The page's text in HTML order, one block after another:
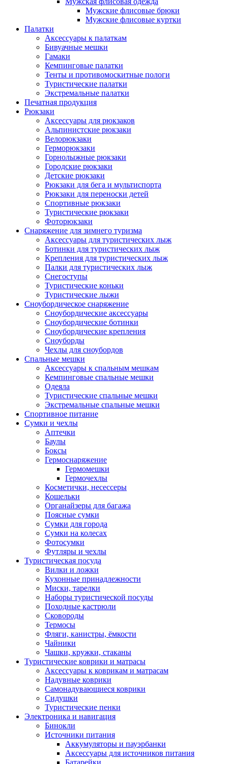
Мужские флисовые брюки
Мужские флисовые куртки
Палатки
Аксессуары к палаткам
Бивуачные мешки
Гамаки
Кемпинговые палатки
Тенты и противомоскитные пологи
Туристические палатки
Экстремальные палатки
Печатная продукция
Рюкзаки
Аксессуары для рюкзаков
Альпинистские рюкзаки
Велорюкзаки
Герморюкзаки
Горнолыжные рюкзаки
Городские рюкзаки
Детские рюкзаки
Рюкзаки для бега и мультиспорта
Рюкзаки для переноски детей
Спортивные рюкзаки
Туристические рюкзаки
Фоторюкзаки
Снаряжение для зимнего туризма
Аксессуары для туристических лыж
Ботинки для туристических лыж
Крепления для туристических лыж
Палки для туристических лыж
Снегоступы
Туристические коньки
Туристические лыжи
Сноубордическое снаряжение
Сноубордические аксессуары
Сноубордические ботинки
Сноубордические крепления
Сноуборды
Чехлы для сноубордов
Спальные мешки
Аксессуары к спальным мешкам
Кемпинговые спальные мешки
Одеяла
Туристические спальные мешки
Экстремальные спальные мешки
Спортивное питание
Сумки и чехлы
Аптечки
Баулы
Боксы
Гермоснаряжение
Гермомешки
Гермочехлы
Косметички, несессеры
Кошельки
Органайзеры для багажа
Поясные сумки
Сумки для города
Сумки на колесах
Фотосумки
Футляры и чехлы
Туристическая посуда
Вилки и ложки
Кухонные принадлежности
Миски, тарелки
Наборы туристической посуды
Походные кастрюли
Сковороды
Термосы
Фляги, канистры, ёмкости
Чайники
Чашки, кружки, стаканы
Туристические коврики и матрасы
Аксессуары к коврикам и матрасам
Надувные коврики
Самонадувающиеся коврики
Сидушки
Туристические пенки
Электроника и навигация
Бинокли
Источники питания
Аккумуляторы и пауэрбанки
Аксессуары для источников питания
Батарейки